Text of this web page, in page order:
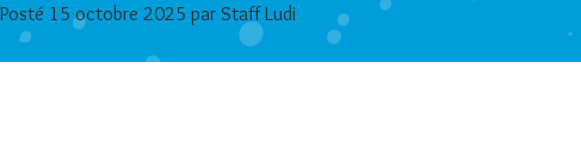
Posté 15 octobre 2025 par Staff Ludi